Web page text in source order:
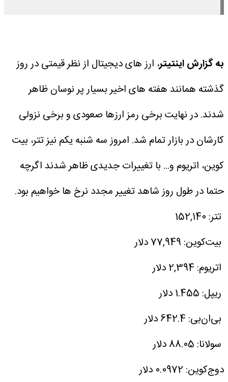
به گزارش اینتیتر، ارز های دیجیتال از نظر قیمتی در روز
گذشته همانند هفته های اخیر بسیار پر نوسان ظاهر
شدند. در نهایت برخی رمز ارزها صعودی و برخی نزولی
کارشان در بازار تمام شد. امروز سه شنبه یکم نیز تتر، بیت
کوین، اتریوم و... با تغییرات جدیدی ظاهر شدند اگرچه
حتما در طول روز شاهد تغییر مجدد نرخ ها خواهیم بود.
تتر: 152,140
بیت‌کوین: 77,949 دلار
اتریوم: 2,394 دلار
ریپل: 1.455 دلار
بی‌ان‌بی: 642.4 دلار
سولانا: 88.05 دلار
دوج‌کوین: 0.0972 دلار